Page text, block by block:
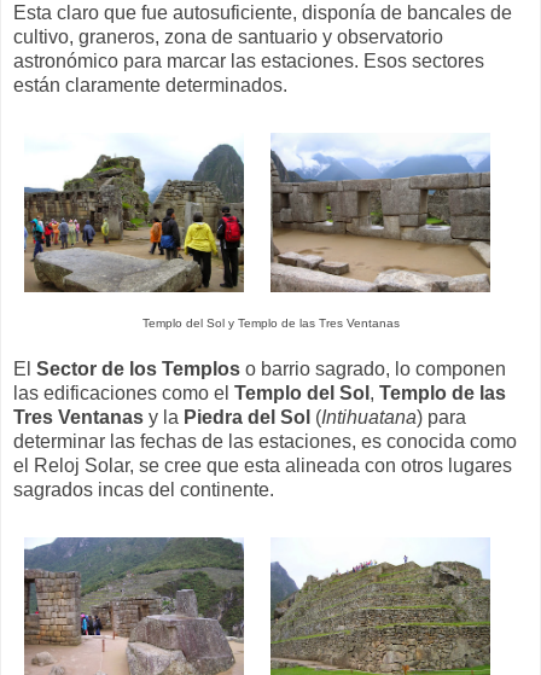
Esta claro que fue autosuficiente, disponía de bancales de
cultivo, graneros, zona de santuario y observatorio
astronómico para marcar las estaciones. Esos sectores
están claramente determinados.
Templo del Sol y Templo de las Tres Ventanas
El Sector de los Templos o barrio sagrado, lo componen
las edificaciones como el Templo del Sol , Templo de las
Tres Ventanas y la Piedra del Sol (Intihuatana) para
determinar las fechas de las estaciones, es conocida como
el Reloj Solar, se cree que esta alineada con otros lugares
sagrados incas del continente.